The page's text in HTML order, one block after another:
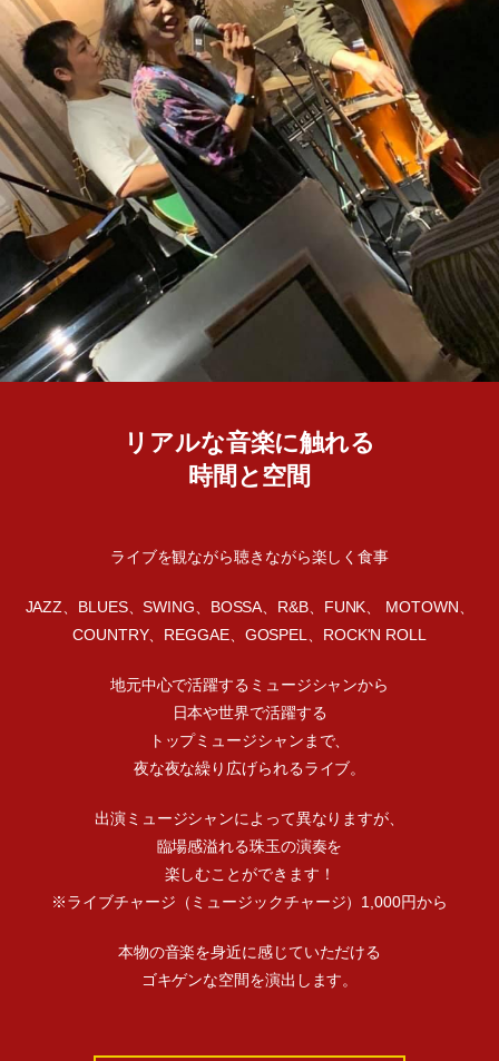
リアルな音楽に触れる
時間と空間
ライブを観ながら聴きながら楽しく食事
JAZZ、BLUES、SWING、BOSSA、R&B、FUNK、 MOTOWN、
COUNTRY、REGGAE、GOSPEL、ROCK'N ROLL
地元中心で活躍するミュージシャンから
日本や世界で活躍する
トップミュージシャンまで、
夜な夜な繰り広げられるライブ。
出演ミュージシャンによって異なりますが、
臨場感溢れる珠玉の演奏を
楽しむことができます！
※ライブチャージ（ミュージックチャージ）1,000円から
本物の音楽を身近に感じていただける
ゴキゲンな空間を演出します。